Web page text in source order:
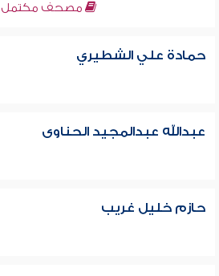
مصحف مكتمل
حمادة علي الشطيري
عبدالله عبدالمجيد الحناوى
حازم خليل غريب